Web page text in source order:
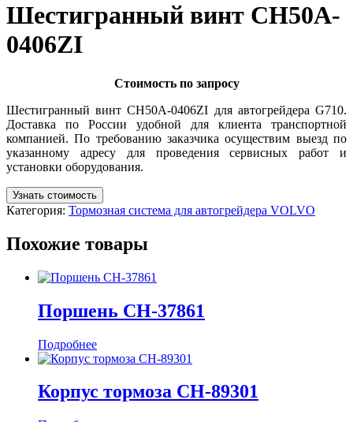
Шестигранный винт CH50A-
0406ZI
Стоимость по запросу
Шестигранный винт CH50A-0406ZI для автогрейдера G710.
Доставка по России удобной для клиента транспортной
компанией. По требованию заказчика осуществим выезд по
указанному адресу для проведения сервисных работ и
установки оборудования.
Узнать стоимость
Категория: Тормозная система для автогрейдера VOLVO
Похожие товары
Поршень CH-37861
Подробнее
Корпус тормоза CH-89301